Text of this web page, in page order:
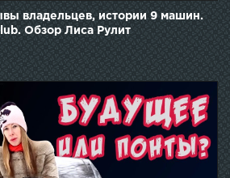
владельцев, истории 9 машин.
Обзор Лиса Рулит